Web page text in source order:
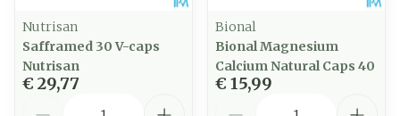
Nutrisan
Safframed 30 V-caps
Nutrisan
€ 29,77
Bional
Bional Magnesium
Calcium Natural Caps 40
€ 15,99